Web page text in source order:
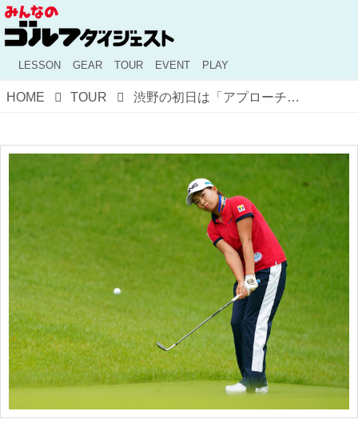
LESSON GEAR TOUR EVENT PLAY
HOME TOUR 渋野の初日は「アプローチは90点。ルールのミスで-80点なので、10点です（笑）」と青木コーチ。アース・モンダミン初日レポート